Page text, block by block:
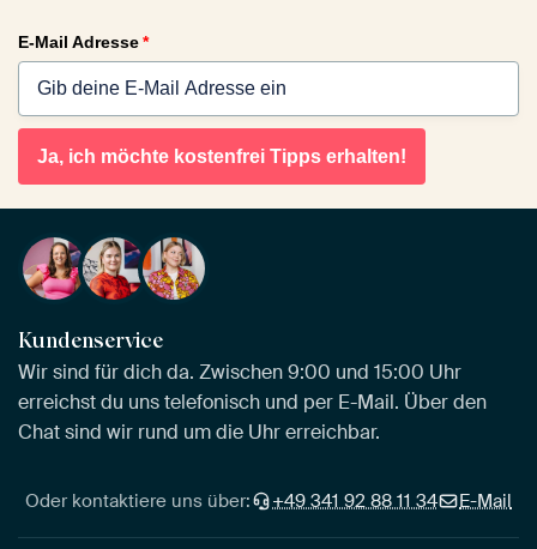
E-Mail Adresse*
Ja, ich möchte kostenfrei Tipps erhalten!
Kundenservice
Wir sind für dich da. Zwischen 9:00 und 15:00 Uhr
erreichst du uns telefonisch und per E-Mail. Über den
Chat sind wir rund um die Uhr erreichbar.
Oder kontaktiere uns über: +49 341 92 88 11 34 E-Mail